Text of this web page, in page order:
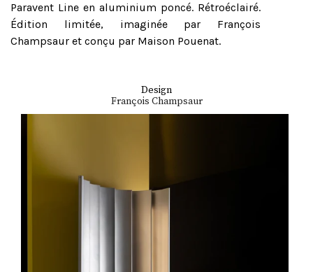
Paravent Line en aluminium poncé. Rétroéclairé.
Édition limitée, imaginée par François
Champsaur et conçu par Maison Pouenat.
Design
François Champsaur